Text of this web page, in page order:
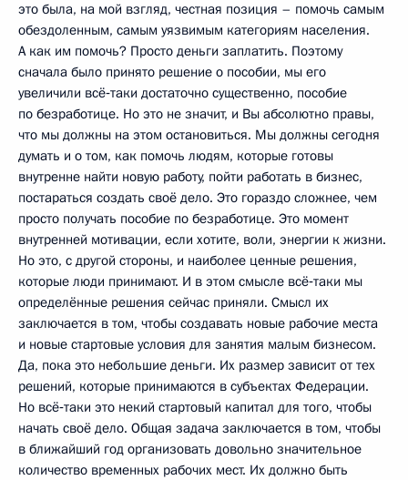
это была, на мой взгляд, честная позиция – помочь самым
обездоленным, самым уязвимым категориям населения.
А как им помочь? Просто деньги заплатить. Поэтому
сначала было принято решение о пособии, мы его
увеличили всё‑таки достаточно существенно, пособие
по безработице. Но это не значит, и Вы абсолютно правы,
что мы должны на этом остановиться. Мы должны сегодня
думать и о том, как помочь людям, которые готовы
внутренне найти новую работу, пойти работать в бизнес,
постараться создать своё дело. Это гораздо сложнее, чем
просто получать пособие по безработице. Это момент
внутренней мотивации, если хотите, воли, энергии к жизни.
Но это, с другой стороны, и наиболее ценные решения,
которые люди принимают. И в этом смысле всё‑таки мы
определённые решения сейчас приняли. Смысл их
заключается в том, чтобы создавать новые рабочие места
и новые стартовые условия для занятия малым бизнесом.
Да, пока это небольшие деньги. Их размер зависит от тех
решений, которые принимаются в субъектах Федерации.
Но всё‑таки это некий стартовый капитал для того, чтобы
начать своё дело. Общая задача заключается в том, чтобы
в ближайший год организовать довольно значительное
количество временных рабочих мест. Их должно быть